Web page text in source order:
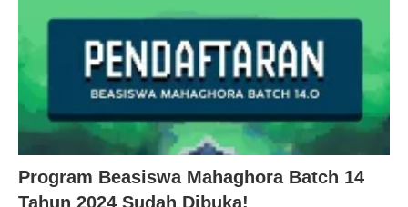
Program Beasiswa Mahaghora Batch 14
Tahun 2024 Sudah Dibuka!